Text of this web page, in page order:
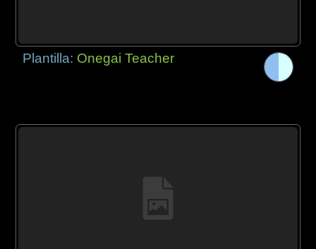
Plantilla: Onegai Teacher